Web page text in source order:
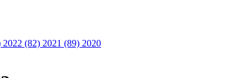
2022 (82) 2021 (89) 2020